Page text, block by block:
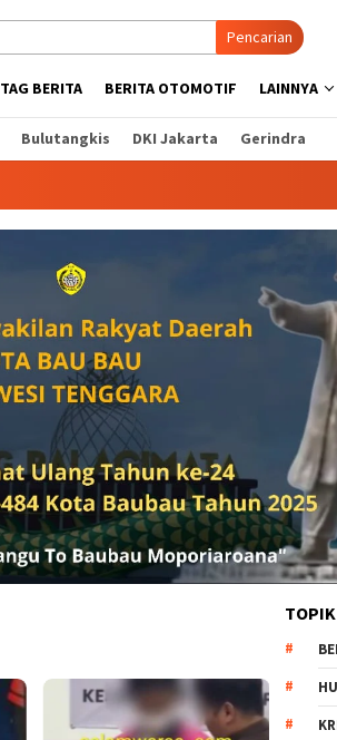
Pencarian
TAG BERITA BERITA OTOMOTIF LAINNYA
Bulutangkis DKI Jakarta Gerindra